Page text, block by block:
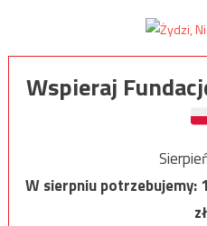
Wspieraj
W sierpniu potrzebujemy: